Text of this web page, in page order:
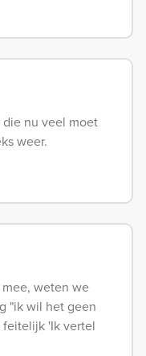
die nu veel moet
weer.
weten we
"ik wil het geen
feitelijk 'Ik vertel